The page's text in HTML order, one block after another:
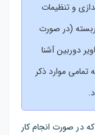
و تنظیمات
(در صورت
دوربین آشنا
موارد ذکر
در صورت انجام کار